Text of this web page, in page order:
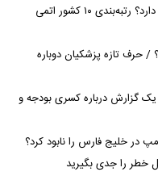
اینفوگرافی/ کدام کشور بیشترین بمب اتم را دارد؟ رتبه‌بندی ۱۰ کشور اتمی
/ حرف تازه پزشکیان دوباره
گزارش درباره کسری بودجه و
خلیج فارس را نابود کرد؟
خطر را جدی بگیرید